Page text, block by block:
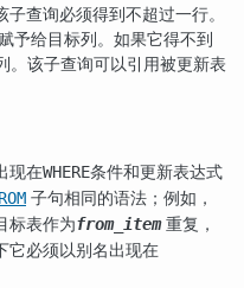
查询必须得到不超过一行。
予给目标列。如果它得不到
。该子查询可以引用被更新表
现在WHERE条件和更新表达式
子句相同的语法；例如，
标表作为from_item重复，
它必须以别名出现在